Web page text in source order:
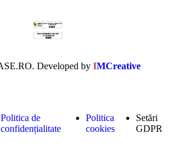
Developed by IMCreative
Politica de
confidențialitate
Politica
cookies
Setări
GDPR